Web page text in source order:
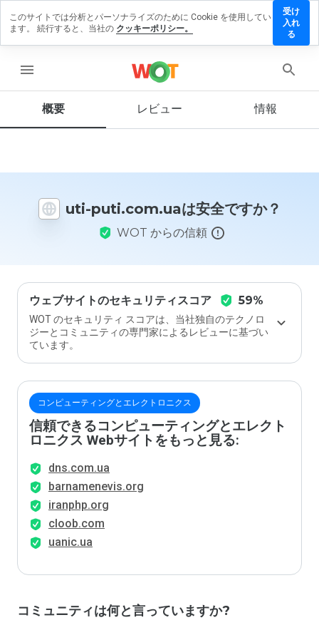
menu
概要 レビュー 情報
uti-puti.com.uaは安全ですか？
WOT からの信頼
ウェブサイトのセキュリティスコア 59%
WOT のセキュリティ スコアは、当社独自のテクノロ
ジーとコミュニティの専門家によるレビューに基づい
ています。
コンピューティングとエレクトロニクス
信頼できるコンピューティングとエレクト
ロニクス Webサイトをもっと見る:
dns.com.ua
barnamenevis.org
iranphp.org
cloob.com
uanic.ua
コミュニティは何と言っていますか?
ビュ
ブサ
に評
価し
ます
か？
このサイトでは分析とパーソナライズのために Cookie を使用してい
ます。 続行すると、当社の クッキーポリシー。
受け
入れ
る